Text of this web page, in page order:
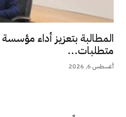
المطالبة بتعزيز أداء
متطلبات...
أغسطس 6, 2026